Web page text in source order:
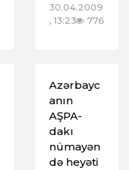
30.04.2009
, 13:23
776
Azərbayc
anın
AŞPA-
dakı
nümayən
də heyəti